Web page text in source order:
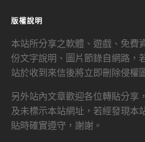
版權說明
本站所分享之軟體、遊戲、免費
份文字說明、圖片節錄自網路，
站於收到來信後將立即刪除侵權
另外站內文章歡迎各位轉貼分享
及未標示本站網址，若經發現本
貼時確實遵守，謝謝。